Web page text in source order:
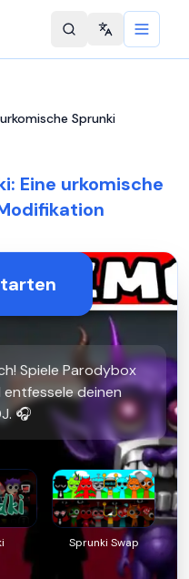
Change
Sprunki
Eine urkomische
Spiele Parodybox
entfessele deinen
🎧
Sprunki Swap